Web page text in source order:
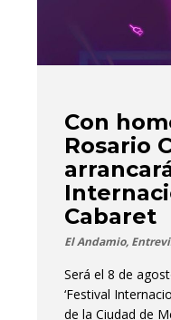
Con
Rosario
Cabaret
El Andamio,
Será el 8 de
‘Festival
de la Ciudad de